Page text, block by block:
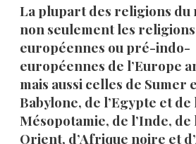
La plupart des religions du
non seulement les
européennes ou pré-indo-
européennes de l’Europe
mais aussi celles de Sumer
Babylone, de l’Egypte et de
Mésopotamie, de l’Inde, de
Orient, d’Afrique noire et